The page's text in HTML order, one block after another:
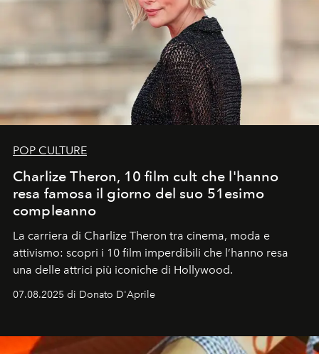
POP CULTURE
Charlize Theron, 10 film cult che l'hanno
resa famosa il giorno del suo 51esimo
compleanno
La carriera di Charlize Theron tra cinema, moda e
attivismo: scopri i 10 film imperdibili che l’hanno resa
una delle attrici più iconiche di Hollywood.
07.08.2025 di Donato D'Aprile